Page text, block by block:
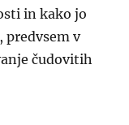
in kako jo
predvsem v
čudovitih